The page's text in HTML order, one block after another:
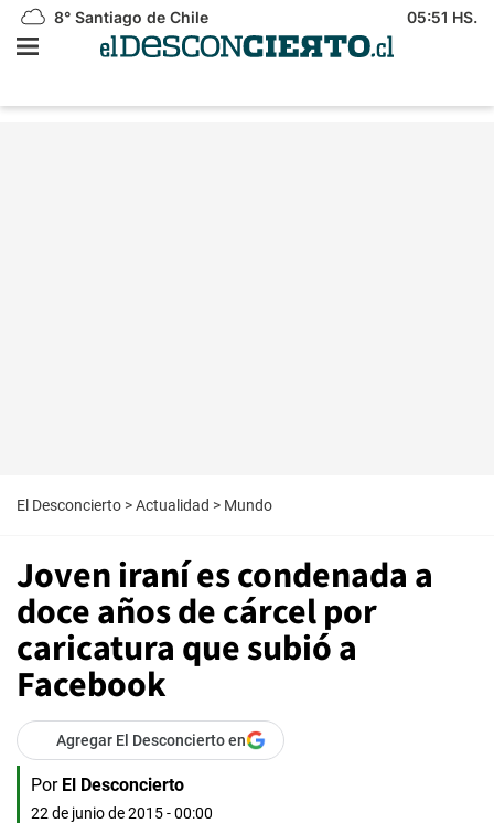
8° Santiago de Chile 05:51 HS.
El Desconcierto >Actualidad > Mundo
Joven iraní es condenada a
doce años de cárcel por
caricatura que subió a
Facebook
Agregar El Desconcierto en
Por El Desconcierto
22 de junio de 2015 - 00:00